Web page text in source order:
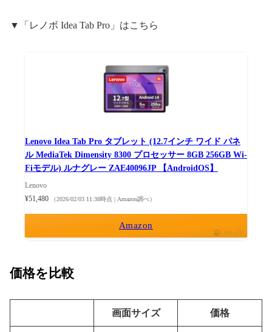
▼「レノボ Idea Tab Pro」はこちら
Lenovo Idea Tab Pro タブレット (12.7インチ ワイド パネ
ル MediaTek Dimensity 8300 プロセッサー 8GB 256GB Wi-
Fiモデル) ルナグレー ZAE40096JP 【AndroidOS】
Lenovo
¥51,480
（2026/02/03 11:38時点 | Amazon調べ）
Amazon
ポチップ
価格を比較
画面サイズ 価格